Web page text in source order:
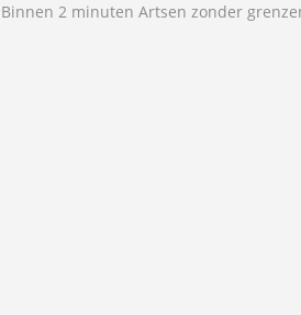
Binnen 2 minuten Artsen zonder